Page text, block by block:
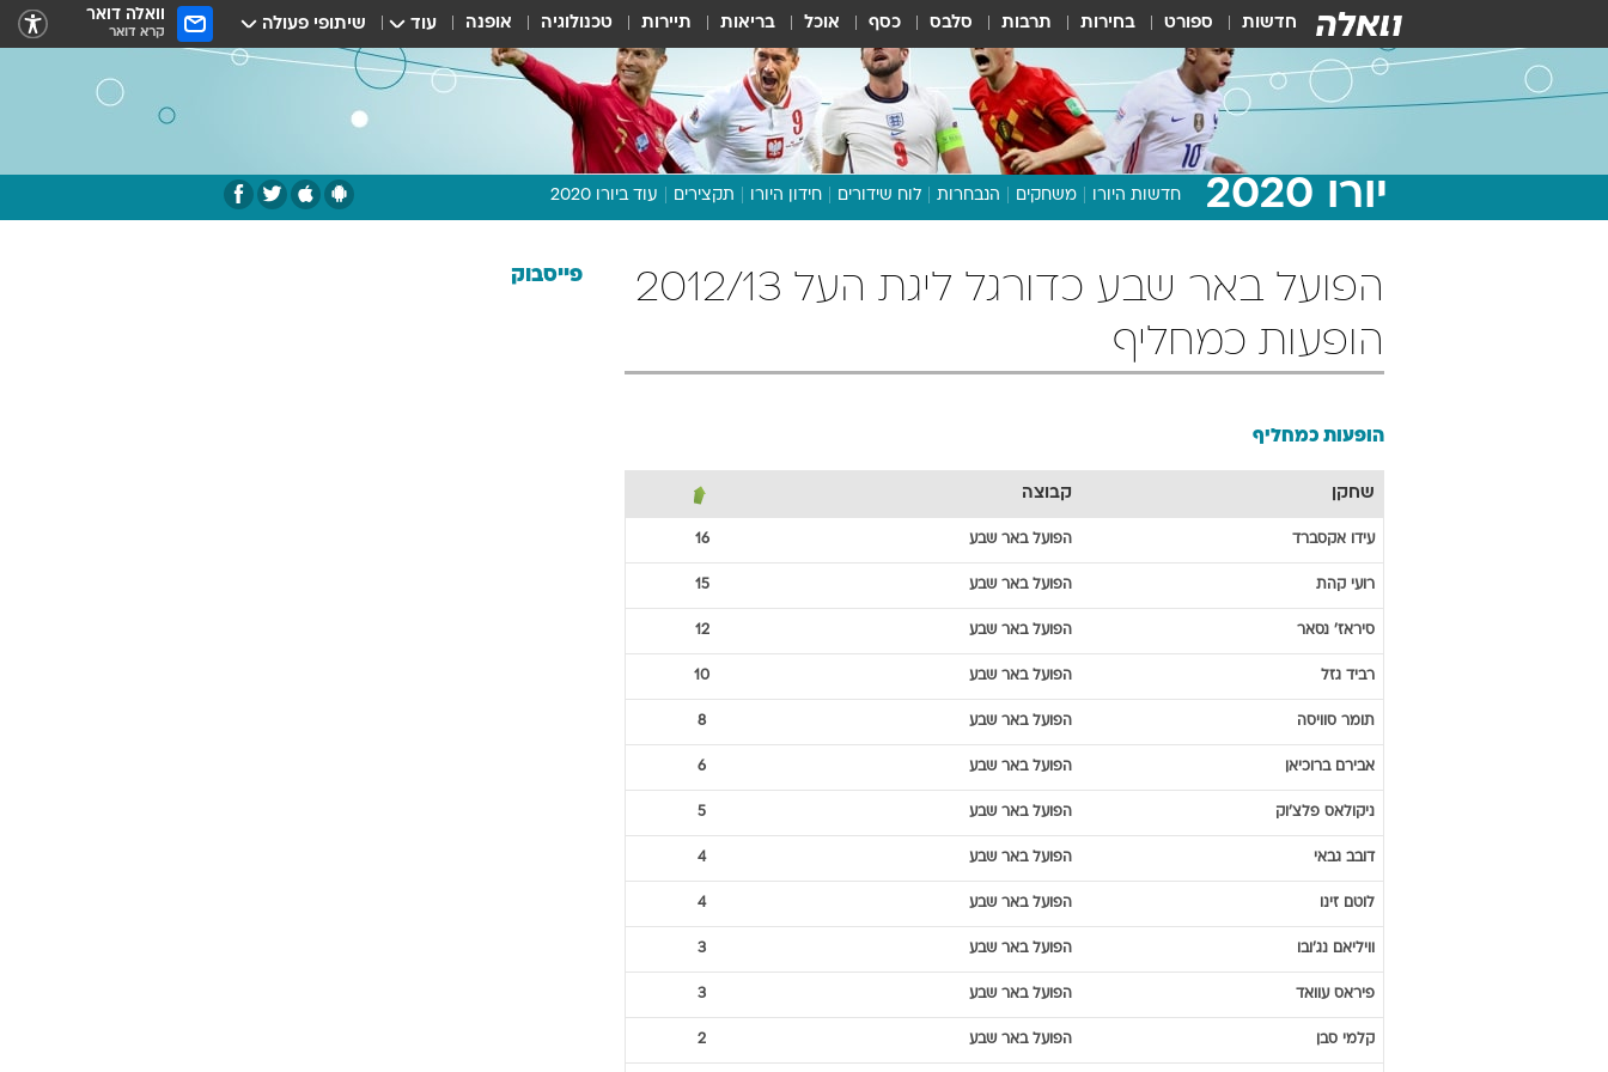
חדשות ספורט בחירות תרבות סלבס כסף אוכל בריאות תיירות טכנולוגיה אופנה עוד שיתופי פעולה וואלה דואר
קרא דואר
יורו 2020 חדשות היורו משחקים הנבחרות לוח שידורים חידון היורו תקצירים עוד ביורו 2020
תכנית היורוהפועל באר שבע כדורגל ליגת העל 2012/13
הופעות כמחליף
הופעות כמחליף
שחקן קבוצה
עידו אקסברד הפועל באר שבע 16
רועי קהת הפועל באר שבע 15
סיראז' נסאר הפועל באר שבע 12
רביד גזל הפועל באר שבע 10
תומר סוויסה הפועל באר שבע 8
אבירם ברוכיאן הפועל באר שבע 6
ניקולאס פלצ'וק הפועל באר שבע 5
דובב גבאי הפועל באר שבע 4
לוטם זינו הפועל באר שבע 4
וויליאם נג'ובו הפועל באר שבע 3
פיראס עוואד הפועל באר שבע 3
קלמי סבן הפועל באר שבע 2
פייסבוק